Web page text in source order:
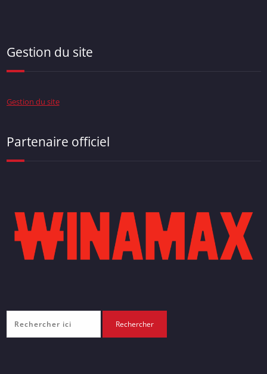
Gestion du site
Gestion du site
Partenaire officiel